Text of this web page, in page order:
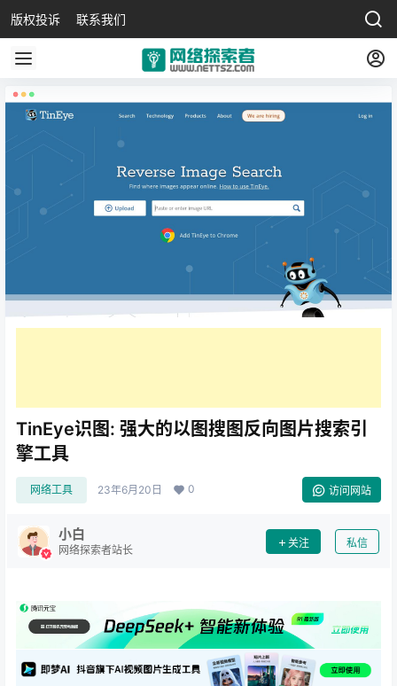
版权投诉 联系我们
TinEye识图: 强大的以图搜图反向图片搜索引
擎工具
网络工具 23年6月20日 0 访问网站
小白
网络探索者站长
关注 私信